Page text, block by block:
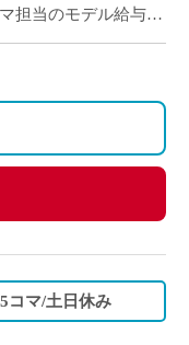
担当のモデル給与）
コマ/土日休み